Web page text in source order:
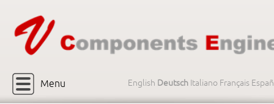
Menu English Deutsch Italiano Français